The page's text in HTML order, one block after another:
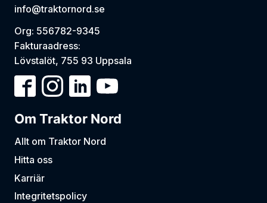
info@traktornord.se
Org: 556782-9345
Fakturaadress:
Lövstalöt, 755 93 Uppsala
Om Traktor Nord
Allt om Traktor Nord
Hitta oss
Karriär
Integritetspolicy